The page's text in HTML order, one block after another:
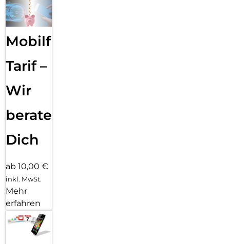
Mobilfunk
Tarif –
Wir
beraten
Dich
ab 10,00 €
inkl. MwSt.
Mehr
erfahren